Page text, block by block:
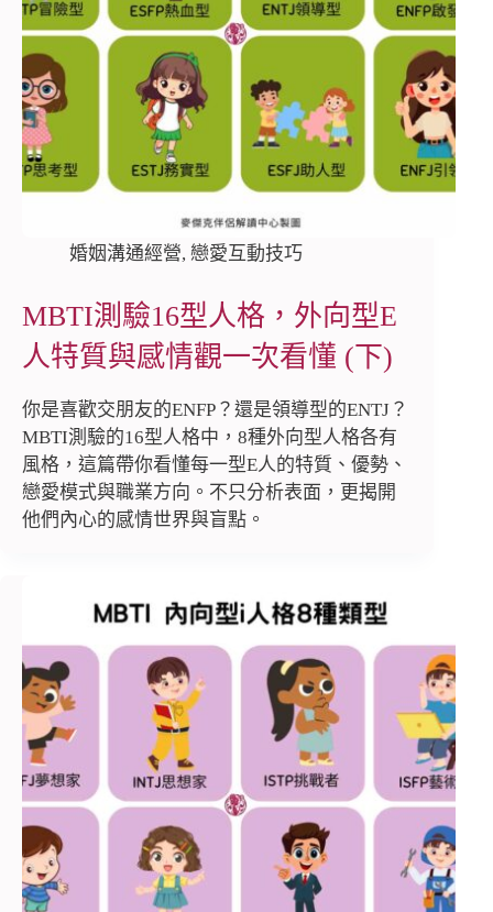
婚姻溝通經營, 戀愛互動技巧
MBTI測驗16型人格，外向型E
人特質與感情觀一次看懂 (下)
你是喜歡交朋友的ENFP？還是領導型的ENTJ？
MBTI測驗的16型人格中，8種外向型人格各有
風格，這篇帶你看懂每一型E人的特質、優勢、
戀愛模式與職業方向。不只分析表面，更揭開
他們內心的感情世界與盲點。